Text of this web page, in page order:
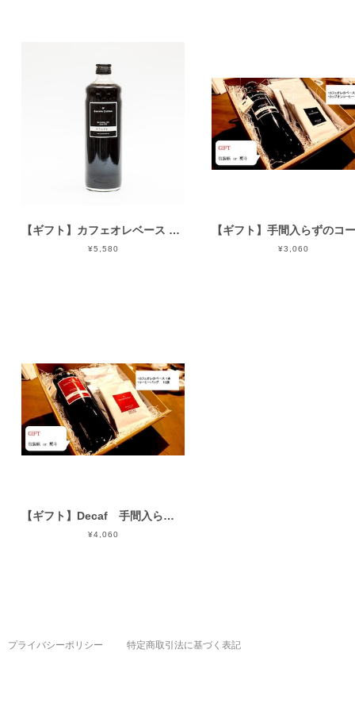
【ギフト】カフェオレベース 3本入り
¥5,580 ¥3,060
【ギフト】Decaf 手間入らずのカフェインレスセット2
¥4,060
プライバシーポリシー 特定商取引法に基づく表記